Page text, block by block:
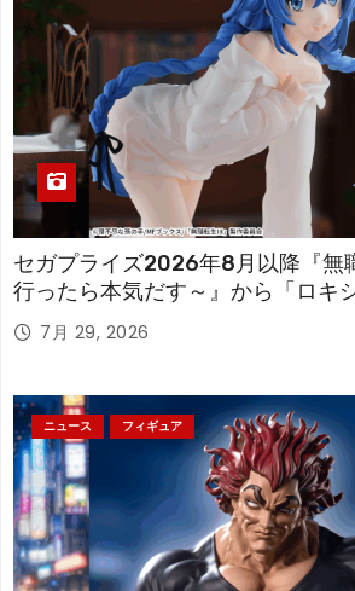
セガプライズ2026年8月以降『無
行ったら本気だす～』から「ロキ
アが登場！
7月 29, 2026
ニュース フィギュア